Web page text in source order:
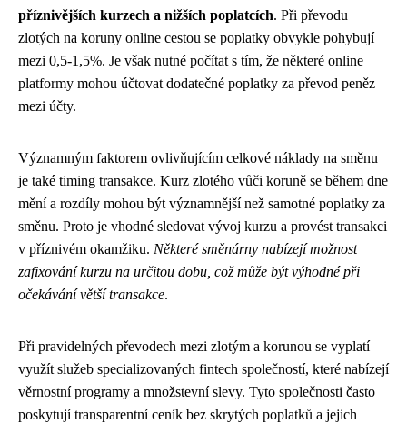
příznivějších kurzech a nižších poplatcích. Při převodu
zlotých na koruny online cestou se poplatky obvykle pohybují
mezi 0,5-1,5%. Je však nutné počítat s tím, že některé online
platformy mohou účtovat dodatečné poplatky za převod peněz
mezi účty.
Významným faktorem ovlivňujícím celkové náklady na směnu
je také timing transakce. Kurz zlotého vůči koruně se během dne
mění a rozdíly mohou být významnější než samotné poplatky za
směnu. Proto je vhodné sledovat vývoj kurzu a provést transakci
v příznivém okamžiku. Některé směnárny nabízejí možnost
zafixování kurzu na určitou dobu, což může být výhodné při
očekávání větší transakce.
Při pravidelných převodech mezi zlotým a korunou se vyplatí
využít služeb specializovaných fintech společností, které nabízejí
věrnostní programy a množstevní slevy. Tyto společnosti často
poskytují transparentní ceník bez skrytých poplatků a jejich